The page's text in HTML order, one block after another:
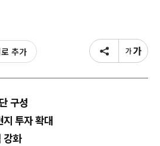
추가
구성
지 투자 확대
강화